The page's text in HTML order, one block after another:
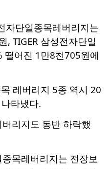
자단일종목레버리지는
, TIGER 삼성전자단일
떨어진 1만8천705원에
레버리지 5종 역시 20
타냈다.
리지도 동반 하락했
목레버리지는 전장보